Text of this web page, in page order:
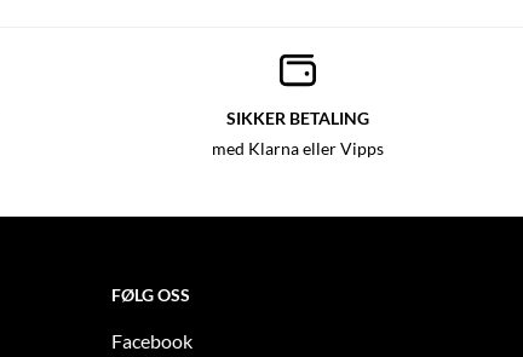
SIKKER BETALING
med Klarna eller Vipps
FØLG OSS
Facebook